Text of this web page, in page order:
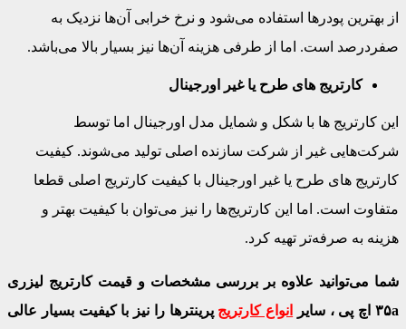
از بهترین پودرها استفاده می‌شود و نرخ خرابی آن‌ها نزدیک به
صفردرصد است. اما از طرفی هزینه آن‌ها نیز بسیار بالا می‌باشد.
کارتریج های طرح یا غیر اورجینال
این کارتریج ها با شکل و شمایل مدل اورجینال اما توسط
شرکت‌هایی غیر از شرکت سازنده اصلی تولید می‌شوند. کیفیت
کارتریج های طرح یا غیر اورجینال با کیفیت کارتریج اصلی قطعا
متفاوت است. اما این کارتریج‌ها را نیز می‌توان با کیفیت بهتر و
هزینه به صرفه‌تر تهیه کرد.
شما می‌توانید علاوه بر بررسی مشخصات و قیمت کارتریج لیزری
۳۵a اچ پی
، سایر انواع کارتریج پرینترها را نیز با کیفیت بسیار عالی